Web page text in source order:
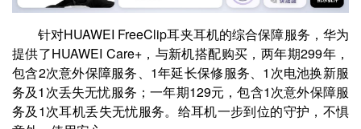
针对HUAWEI FreeClip耳夹耳机的综合保障服务，华为
提供了HUAWEI Care+，与新机搭配购买，两年期299年，
包含2次意外保障服务、1年延长保修服务、1次电池换新服
务及1次丢失无忧服务；一年期129元，包含1次意外保障服
务及1次耳机丢失无忧服务。给耳机一步到位的守护，不惧